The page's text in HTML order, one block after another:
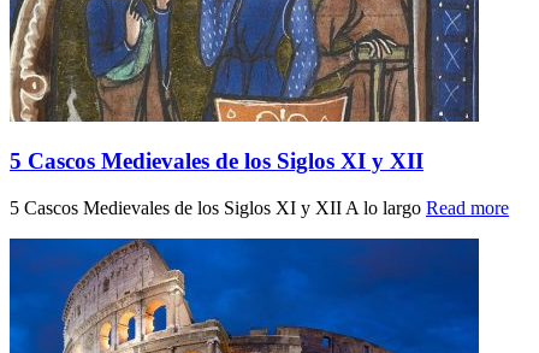
5 Cascos Medievales de los Siglos XI y XII
5 Cascos Medievales de los Siglos XI y XII A lo largo Read more